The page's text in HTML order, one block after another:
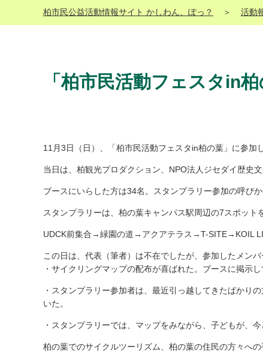
柏市民公益活動情報サイト かしわん、ぽっ？ ＞ 活動
「柏市民活動フェスタin
11月3日（日）、「柏市民活動フェスタin柏の葉」に参加
当日は、柏観光プロダクション、NPO法人ジセダイ歴史
ブースにいらした方は34名。スタンプラリー参加の呼び
スタンプラリーは、柏の葉キャンパス駅周辺の7スポット
UDCK前集合→緑園の道→アクアテラス→T-SITE→KOIL
この日は、代表（筆者）は不在でしたが、参加したメン
・サイクリングマップの配布が喜ばれた。ブースに掲示
・スタンプラリー参加者は、最近引っ越してきたばかり
いた。
・スタンプラリーでは、マップをみながら、子どもが、
柏の葉でのサイクルツーリズム、柏の葉の住民の方々へ